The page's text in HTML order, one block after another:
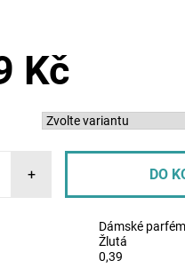
Kč
+
Dámské
Žlutá
0,39